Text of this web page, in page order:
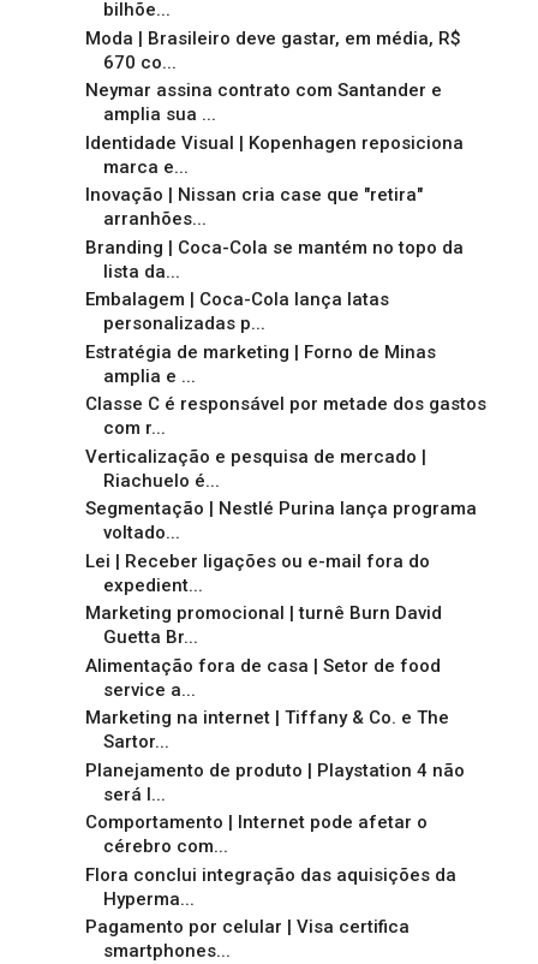
bilhõe...
Moda | Brasileiro deve gastar, em média, R$
670 co...
Neymar assina contrato com Santander e
amplia sua ...
Identidade Visual | Kopenhagen reposiciona
marca e...
Inovação | Nissan cria case que "retira"
arranhões...
Branding | Coca-Cola se mantém no topo da
lista da...
Embalagem | Coca-Cola lança latas
personalizadas p...
Estratégia de marketing | Forno de Minas
amplia e ...
Classe C é responsável por metade dos gastos
com r...
Verticalização e pesquisa de mercado |
Riachuelo é...
Segmentação | Nestlé Purina lança programa
voltado...
Lei | Receber ligações ou e-mail fora do
expedient...
Marketing promocional | turnê Burn David
Guetta Br...
Alimentação fora de casa | Setor de food
service a...
Marketing na internet | Tiffany & Co. e The
Sartor...
Planejamento de produto | Playstation 4 não
será l...
Comportamento | Internet pode afetar o
cérebro com...
Flora conclui integração das aquisições da
Hyperma...
Pagamento por celular | Visa certifica
smartphones...